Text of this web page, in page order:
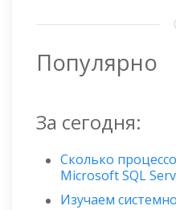
Популярно
За сегодня:
Сколько
Microsoft SQL
Изучаем